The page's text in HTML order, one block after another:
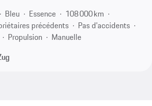
Bleu Essence
108 000 km
précédents
Pas d'accidents
Propulsion
Manuelle